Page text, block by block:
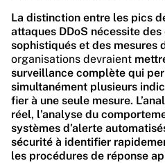
La distinction entre les pics
attaques DDoS nécessite des
sophistiqués et des mesures
organisations devraient
surveillance complète qui
simultanément plusieurs
fier à une seule mesure.
réel, l’analyse du
systèmes d’alerte
sécurité à identifier
les procédures de réponse